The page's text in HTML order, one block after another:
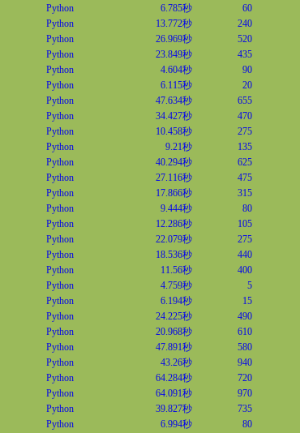
Python 6.785秒
60
Python 13.772秒
240
Python 26.969秒
520
Python 23.849秒
435
Python 4.604秒
90
Python 6.115秒
20
Python 47.634秒
655
Python 34.427秒
470
Python 10.458秒
275
Python 9.21秒
135
Python 40.294秒
625
Python 27.116秒
475
Python 17.866秒
315
Python 9.444秒
80
Python 12.286秒
105
Python 22.079秒
275
Python 18.536秒
440
Python 11.56秒
400
Python 4.759秒
5
Python 6.194秒
15
Python 24.225秒
490
Python 20.968秒
610
Python 47.891秒
580
Python 43.26秒
940
Python 64.284秒
720
Python 64.091秒
970
Python 39.827秒
735
Python 6.994秒
80